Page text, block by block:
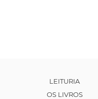
LEITURIA
OS LIVROS